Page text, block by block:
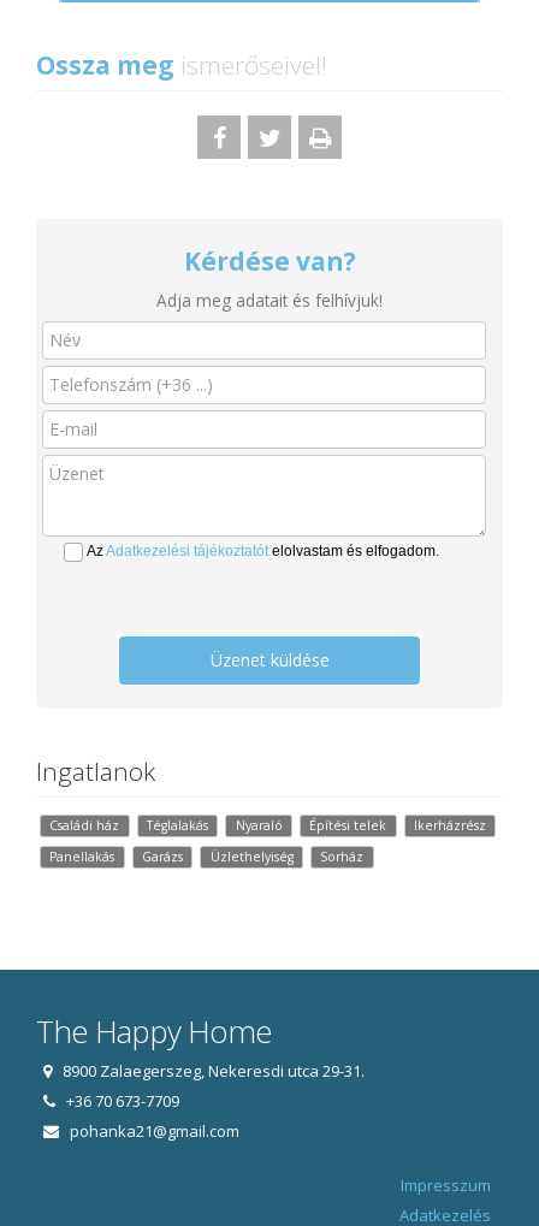
Ossza meg ismerőseivel!
Kérdése van?
Adja meg adatait és felhívjuk!
AzAdatkezelési tájékoztatótelolvastam és elfogadom.
Üzenet küldése
Ingatlanok
Családi ház Téglalakás Nyaraló Építési telek
Ikerházrész
Panellakás
Garázs Üzlethelyiség Sorház
The Happy Home
8900 Zalaegerszeg, Nekeresdi utca 29-31.
+36 70 673-7709
pohanka21@gmail.com
Impresszum
Adatkezelés